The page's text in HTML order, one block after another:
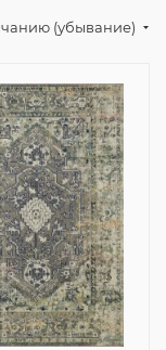
(убывание)